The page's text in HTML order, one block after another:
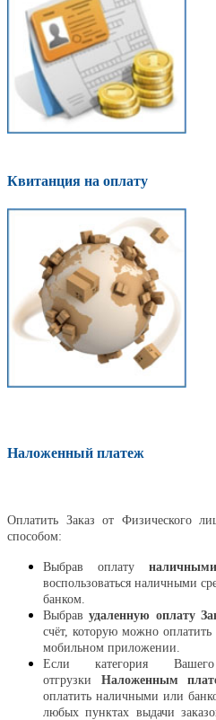
Квитанция на оплату
Наложенный платеж
Оплатить Заказ от Физического
способом:
Выбрав оплату
воспользоваться наличными
банком.
Выбравудаленную оплату
счёт, которую можно
мобильном приложении.
Если категория
отгрузки Наложенным
оплатить наличными или
любых пунктах выдачи